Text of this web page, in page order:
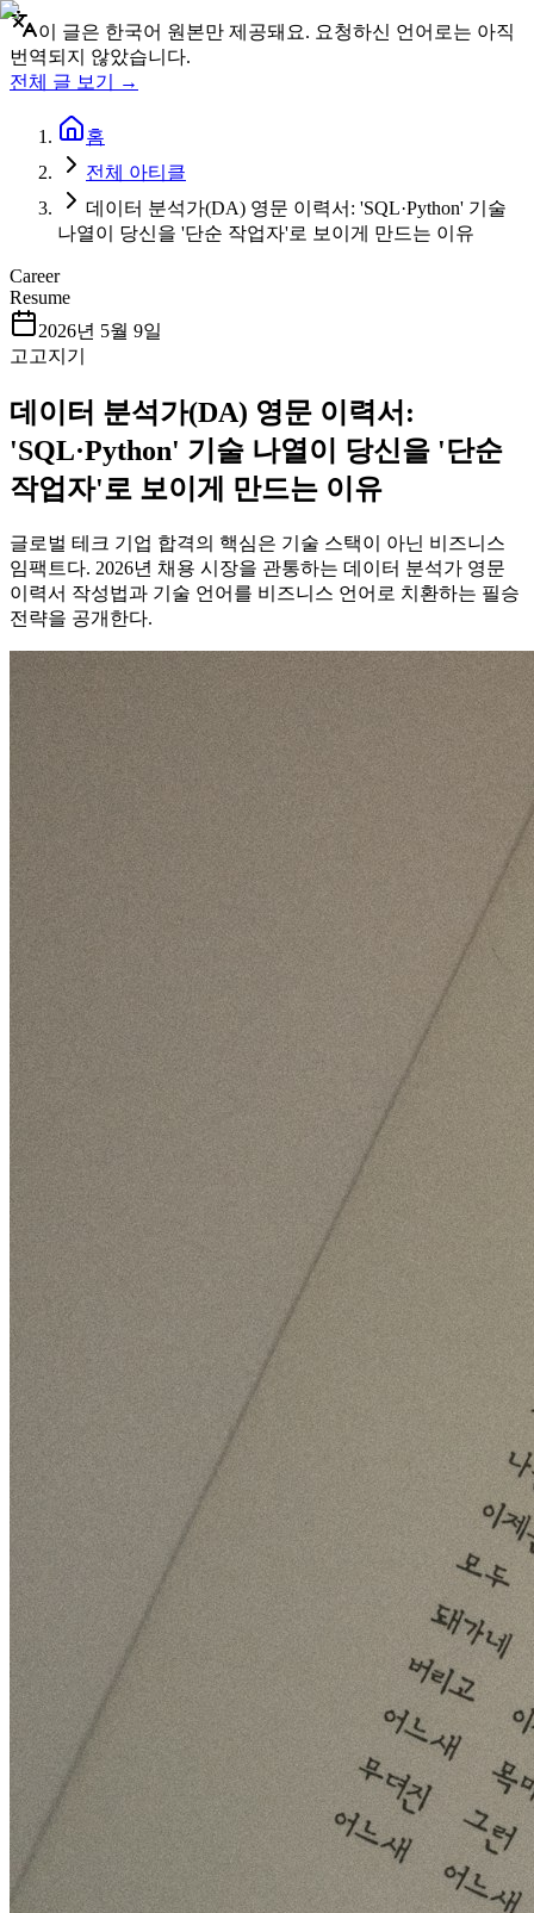
이 글은 한국어 원본만 제공돼요. 요청하신 언어로는 아직
번역되지 않았습니다.
전체 글 보기 →
홈
전체 아티클
데이터 분석가(DA) 영문 이력서: 'SQL·Python' 기술
나열이 당신을 '단순 작업자'로 보이게 만드는 이유
Career
Resume
2026년 5월 9일
고고지기
데이터 분석가(DA) 영문 이력서:
'SQL·Python' 기술 나열이 당신을 '단순
작업자'로 보이게 만드는 이유
글로벌 테크 기업 합격의 핵심은 기술 스택이 아닌 비즈니스
임팩트다. 2026년 채용 시장을 관통하는 데이터 분석가 영문
이력서 작성법과 기술 언어를 비즈니스 언어로 치환하는 필승
전략을 공개한다.